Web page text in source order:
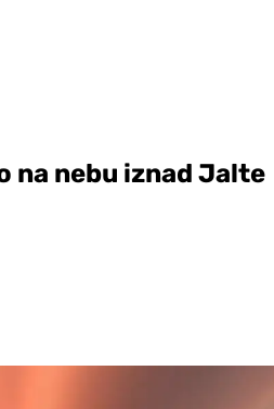
na nebu iznad Jalte